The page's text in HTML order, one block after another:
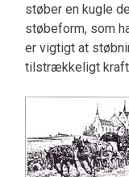
støber en kugle
støbeform, som
er vigtigt at
tilstrækkeligt